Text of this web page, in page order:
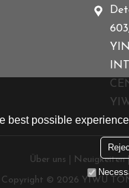
Über uns Neuigkeiten
Copyright © 2026 YIWU
best possible